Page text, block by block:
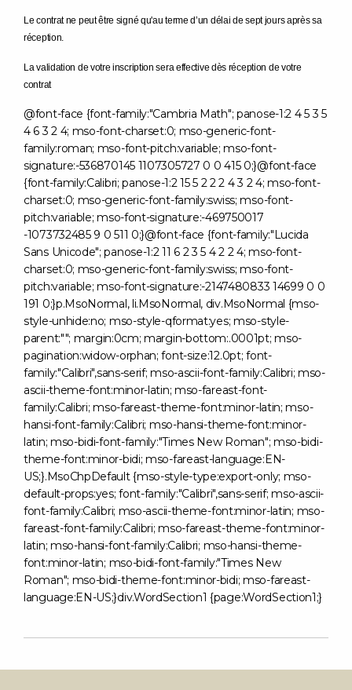
Le contrat ne peut être signé qu'au terme d’un délai de sept jours après sa
réception.
La validation de votre inscription sera effective dès réception de votre
contrat
@font-face {font-family:"Cambria Math"; panose-1:2 4 5 3 5
4 6 3 2 4; mso-font-charset:0; mso-generic-font-
family:roman; mso-font-pitch:variable; mso-font-
signature:-536870145 1107305727 0 0 415 0;}@font-face
{font-family:Calibri; panose-1:2 15 5 2 2 2 4 3 2 4; mso-font-
charset:0; mso-generic-font-family:swiss; mso-font-
pitch:variable; mso-font-signature:-469750017
-1073732485 9 0 511 0;}@font-face {font-family:"Lucida
Sans Unicode"; panose-1:2 11 6 2 3 5 4 2 2 4; mso-font-
charset:0; mso-generic-font-family:swiss; mso-font-
pitch:variable; mso-font-signature:-2147480833 14699 0 0
191 0;}p.MsoNormal, li.MsoNormal, div.MsoNormal {mso-
style-unhide:no; mso-style-qformat:yes; mso-style-
parent:""; margin:0cm; margin-bottom:.0001pt; mso-
pagination:widow-orphan; font-size:12.0pt; font-
family:"Calibri",sans-serif; mso-ascii-font-family:Calibri; mso-
ascii-theme-font:minor-latin; mso-fareast-font-
family:Calibri; mso-fareast-theme-font:minor-latin; mso-
hansi-font-family:Calibri; mso-hansi-theme-font:minor-
latin; mso-bidi-font-family:"Times New Roman"; mso-bidi-
theme-font:minor-bidi; mso-fareast-language:EN-
US;}.MsoChpDefault {mso-style-type:export-only; mso-
default-props:yes; font-family:"Calibri",sans-serif; mso-ascii-
font-family:Calibri; mso-ascii-theme-font:minor-latin; mso-
fareast-font-family:Calibri; mso-fareast-theme-font:minor-
latin; mso-hansi-font-family:Calibri; mso-hansi-theme-
font:minor-latin; mso-bidi-font-family:"Times New
Roman"; mso-bidi-theme-font:minor-bidi; mso-fareast-
language:EN-US;}div.WordSection1 {page:WordSection1;}